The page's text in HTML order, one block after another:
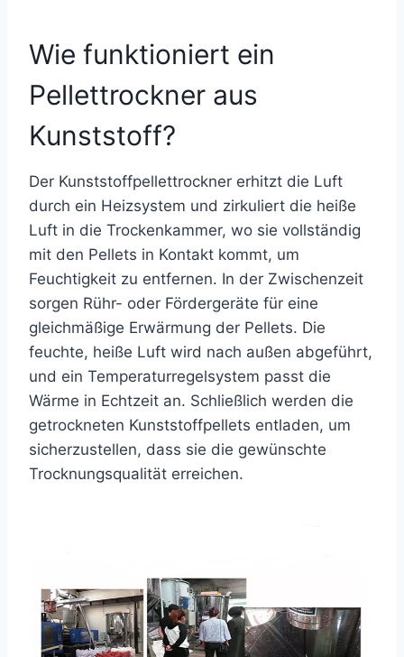
Wie funktioniert ein
Pellettrockner aus
Kunststoff?
Der Kunststoffpellettrockner erhitzt die Luft
durch ein Heizsystem und zirkuliert die heiße
Luft in die Trockenkammer, wo sie vollständig
mit den Pellets in Kontakt kommt, um
Feuchtigkeit zu entfernen. In der Zwischenzeit
sorgen Rühr- oder Fördergeräte für eine
gleichmäßige Erwärmung der Pellets. Die
feuchte, heiße Luft wird nach außen abgeführt,
und ein Temperaturregelsystem passt die
Wärme in Echtzeit an. Schließlich werden die
getrockneten Kunststoffpellets entladen, um
sicherzustellen, dass sie die gewünschte
Trocknungsqualität erreichen.